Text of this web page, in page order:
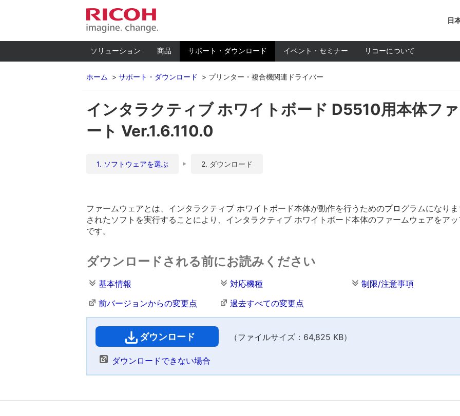
日
ソリューション 商品 サポート・ダウンロード イベント・セミナー リコーについて
ホーム サポート・ダウンロード プリンター・複合機関連ドライバー
インタラクティブ ホワイトボード D5510用本体フ
ート Ver.1.6.110.0
1. ソフトウェアを選ぶ 2. ダウンロード
ファームウェアとは、インタラクティブ ホワイトボード本体が動作を行うためのプログラムになり
されたソフトを実行することにより、インタラクティブ ホワイトボード本体のファームウェアをア
です。
ダウンロードされる前にお読みください
基本情報 対応機種 制限/注意事項
前バージョンからの変更点
過去すべての変更点
ダウンロード （ファイルサイズ：64,825 KB）
ダウンロードできない場合